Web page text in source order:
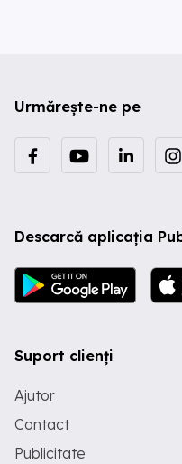
Urmărește-ne pe
Descarcă aplicația
Suport clienți
Ajutor
Contact
Publicitate